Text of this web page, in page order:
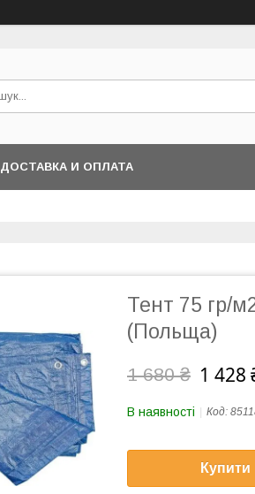
ДОСТАВКА И ОПЛАТА
Тент 75 гр/
(Польща)
1 680 ₴ 1 428
В наявності Код:
Купити